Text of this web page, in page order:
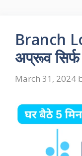
Branch
अप्रूव
March 31, 2024